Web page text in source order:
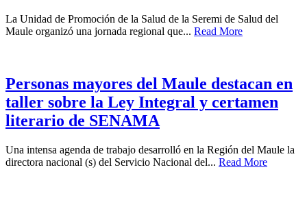
La Unidad de Promoción de la Salud de la Seremi de Salud del
Maule organizó una jornada regional que... Read More
Personas mayores del Maule destacan en
taller sobre la Ley Integral y certamen
literario de SENAMA
Una intensa agenda de trabajo desarrolló en la Región del Maule la
directora nacional (s) del Servicio Nacional del... Read More